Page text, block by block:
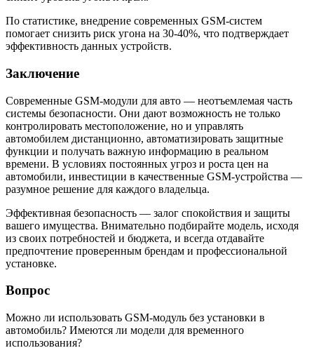
По статистике, внедрение современных GSM-систем
помогает снизить риск угона на 30-40%, что подтверждает
эффективность данных устройств.
Заключение
Современные GSM-модули для авто — неотъемлемая часть
системы безопасности. Они дают возможность не только
контролировать местоположение, но и управлять
автомобилем дистанционно, автоматизировать защитные
функции и получать важную информацию в реальном
времени. В условиях постоянных угроз и роста цен на
автомобили, инвестиции в качественные GSM-устройства —
разумное решение для каждого владельца.
Эффективная безопасность — залог спокойствия и защиты
вашего имущества. Внимательно подбирайте модель, исходя
из своих потребностей и бюджета, и всегда отдавайте
предпочтение проверенным брендам и профессиональной
установке.
Вопрос
Можно ли использовать GSM-модуль без установки в
автомобиль? Имеются ли модели для временного
использования?